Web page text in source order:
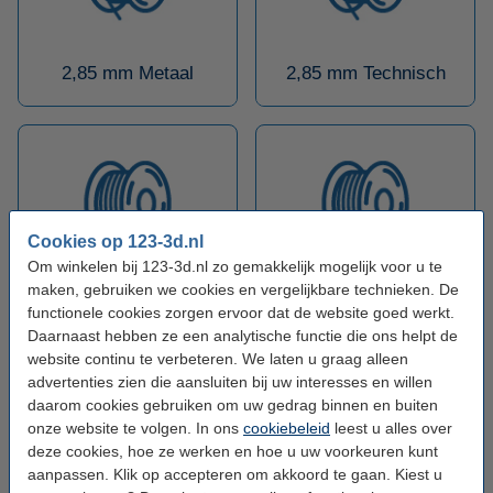
Cookies op 123-3d.nl
Om winkelen bij 123-3d.nl zo gemakkelijk mogelijk voor u te
maken, gebruiken we cookies en vergelijkbare technieken. De
functionele cookies zorgen ervoor dat de website goed werkt.
Daarnaast hebben ze een analytische functie die ons helpt de
website continu te verbeteren. We laten u graag alleen
advertenties zien die aansluiten bij uw interesses en willen
daarom cookies gebruiken om uw gedrag binnen en buiten
onze website te volgen. In ons cookiebeleid leest u alles over
deze cookies, hoe ze werken en hoe u uw voorkeuren kunt
aanpassen. Klik op accepteren om akkoord te gaan. Kiest u
2,85 mm Metaal 2,85 mm Technisch
2,85 mm AllPHA 2,85 mm Flexibel